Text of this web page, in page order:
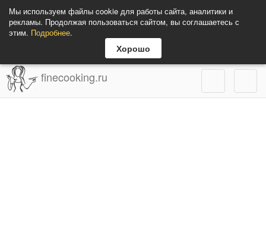
Мы используем файлы cookie для работы сайта, аналитики и
рекламы. Продолжая пользоваться сайтом, вы соглашаетесь с
этим. Подробнее.
Хорошо
finecooking.ru